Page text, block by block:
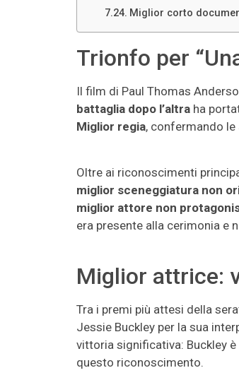
Miglior corto
Trionfo per
Il film di Paul Thomas
battaglia dopo l’altra ha
Miglior regia, confermando
Oltre ai riconoscimenti
miglior sceneggiatura non
miglior attore non
era presente alla cerimonia e
Miglior attrice:
Tra i premi più attesi della
Jessie Buckley per la sua
vittoria significativa: Buckley
questo riconoscimento.